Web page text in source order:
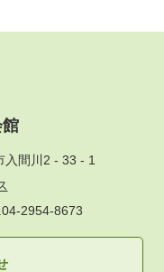
入間川2 - 33 - 1
2954-8673